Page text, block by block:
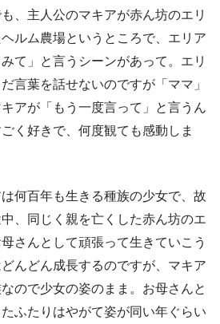
、主人公のマキアが赤ん坊のエリ
ルム農場というところで、エリア
て」と言うシーンがあって。エリ
言葉を話せないのですが「ママ」
アが「もう一度言って」と言うん
く好きで、何度観ても感動しま
何百年も生きる種族の少女で、故
、同じく親を亡くした赤ん坊のエ
さんとして頑張って生きていこう
んどん成長するのですが、マキア
ので少女の姿のまま。お母さんと
ふたりはやがて姿が同い年ぐらい